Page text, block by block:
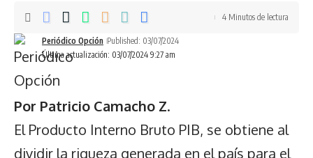
Última actualización: 03/07/2024 9:27 am
Periódico Opción Published: 03/07/2024
4 Minutos de lectura
Por Patricio Camacho Z.
El Producto Interno Bruto PIB, se obtiene al
dividir la riqueza generada en el país para el